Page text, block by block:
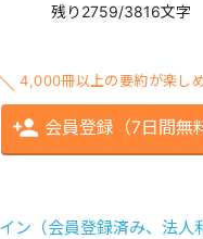
残り2759/3816文字
4,000冊以上の要約が楽し
会員登録（7日間無
ン（会員登録済み、法人